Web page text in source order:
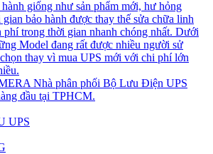
giống như sản phẩm mới, hư hỏng
bảo hành được thay thế sửa chữa linh
phí trong thời gian nhanh chóng nhất. Dưới
Model đang rất được nhiều người sử
thay vì mua UPS mới với chi phí lớn
Nhà phân phối Bộ Lưu Điện UPS
đầu tại TPHCM.
UPS